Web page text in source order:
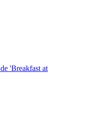
'Breakfast at